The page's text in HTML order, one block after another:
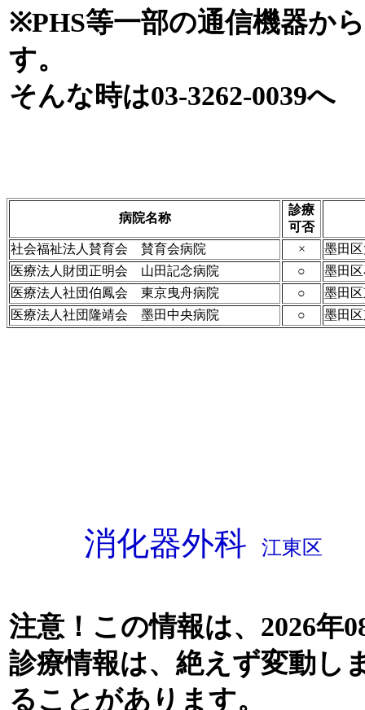
※PHS等一部の通信機器か
す。
そんな時は03-3262-0039へ
病院名称
診療
可否
社会福祉法人賛育会 賛育会病院
×
墨田
医療法人財団正明会 山田記念病院
○
墨田
医療法人社団伯鳳会 東京曳舟病院
○
墨田
医療法人社団隆靖会 墨田中央病院
○ 墨田
消化器外科 江東区
注意！この情報は、2026年
診療情報は、絶えず変動し
ることがあります。